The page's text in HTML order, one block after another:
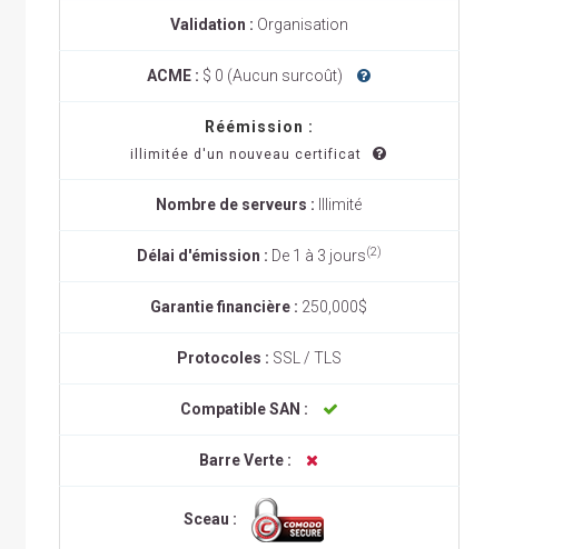
Validation : Organisation
ACME : $ 0 (Aucun surcoût)
Réémission :
illimitée d'un nouveau certificat
Nombre de serveurs : Illimité
Délai d'émission : De 1 à 3 jours(2)
Garantie financière : 250,000$
Protocoles : SSL / TLS
Compatible SAN :
Barre Verte :
Sceau :